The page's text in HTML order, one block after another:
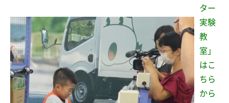
ター
実験
教
室」
はこ
ちら
から